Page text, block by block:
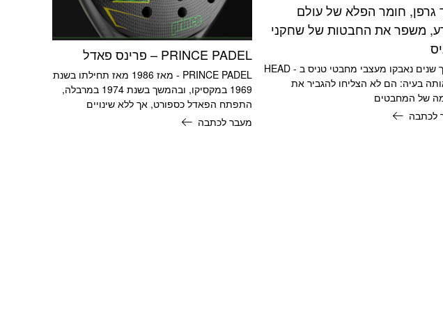
גרפן, חומר הפלא של עולם
משפר את החבטות של שחקני
במשך שנים נאבקו מעצבי מחבטי טניס ב - HEAD
בעיה: הם לא הצליחו להגביר את
של המחבטים
לכתבה
PRINCE PADEL – פרינס פאדל
PRINCE PADEL - מאז 1986 מאז תחילתו בשנת
1969 במקסיקו, ובהמשך בשנת 1974 במרבלה,
התפתח הפאדל כספורט, אך ללא שינויים
מעבר לכתבה